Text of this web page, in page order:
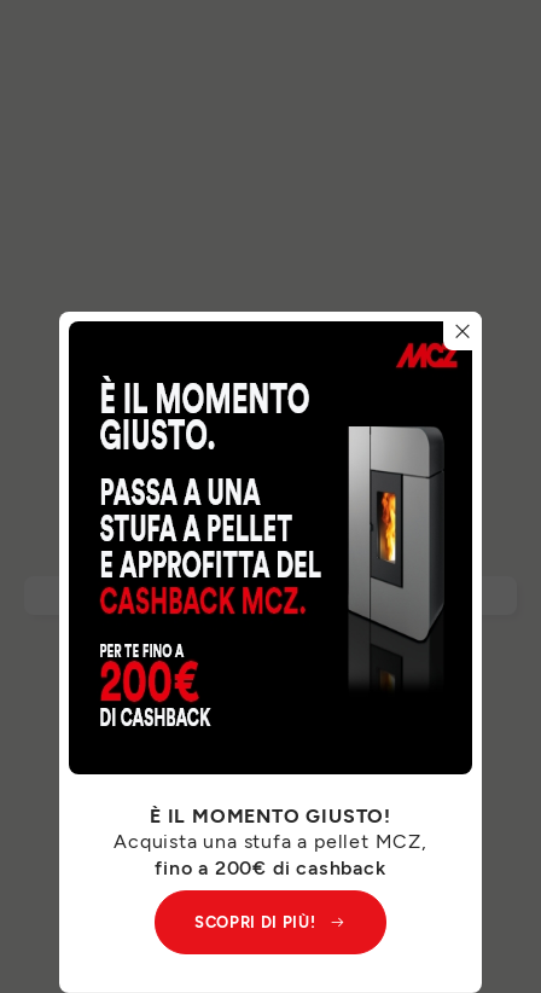
È IL MOMENTO GIUSTO!
Acquista una stufa a pellet MCZ,
fino a 200€ di cashback
SCOPRI DI PIÙ!